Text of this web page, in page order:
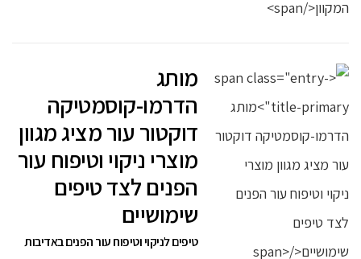
מותג
הדרמו-קוסמטיקה
דוקטור עור מציג מגוון
מוצרי ניקוי וטיפוח עור
הפנים לצד טיפים
שימושיים
טיפים לניקוי וטיפוח עור הפנים באדיבות